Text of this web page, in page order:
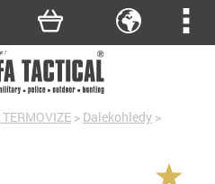
> Dalekohledy >